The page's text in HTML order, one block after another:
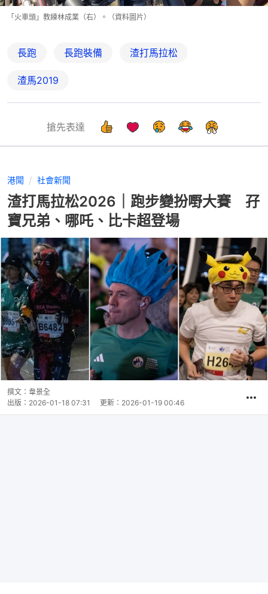
「火車頭」教練林成業（右）。（資料圖片）
長跑 長跑裝備 渣打馬拉松
渣馬2019
搶先表達
港聞 社會新聞
渣打馬拉松2026｜跑步變扮嘢大賽 孖
寶兄弟、哪吒、比卡超登場
撰文： 韋景全
出版： 2026-01-18 07:31 更新： 2026-01-19 00:46